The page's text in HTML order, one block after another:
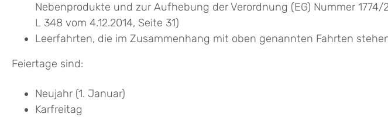
Nebenprodukte und zur Aufhebung der Verordnung (EG) Nummer
L 348 vom 4.12.2014, Seite 31)
Leerfahrten, die im Zusammenhang mit oben genannten Fahrten
Feiertage sind:
Neujahr (1. Januar)
Karfreitag